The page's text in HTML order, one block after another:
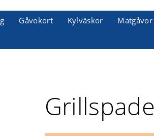
Gåvokort Kylväskor Matgåvor